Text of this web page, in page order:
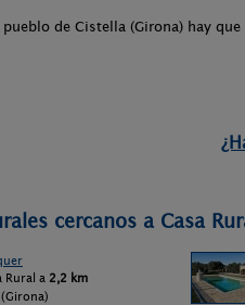
de Cistella (Girona) hay
cercanos a Casa
Rural a 2,2 km
(Girona)